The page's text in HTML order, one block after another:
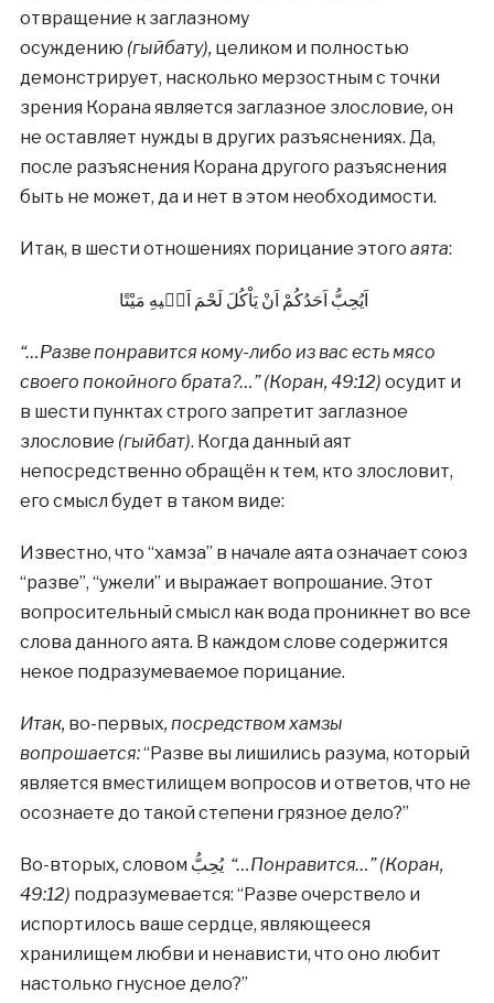
отвращение к заглазному
осуждению (гыйбату),целиком и полностью
демонстрирует, насколько мерзостным с точки
зрения Корана является заглазное злословие,он
не оставляет нужды в других разъяснениях. Да,
после разъяснения Корана другого разъяснения
быть не может, да и нет в этом необходимости.
Итак, в шести отношениях порицание этого аята:
“…Разве понравится кому-либо из вас есть мясо
своего покойного брата?…” (Коран, 49:12) осудит и
в шести пунктах строго запретит заглазное
злословие (гыйбат). Когда данный аят
непосредственно обращён к тем, кто злословит,
его смысл будет в таком виде:
Известно, что “хамза” в начале аята означает союз
“разве”, “ужели” и выражает вопрошание. Этот
вопросительный смысл как вода проникнет во все
слова данного аята. В каждом слове содержится
некое подразумеваемое порицание.
Итак, во-первых, посредством хамзы
вопрошается:“Разве вы лишились разума, который
является вместилищем вопросов и ответов, что не
осознаете до такой степени грязное дело?”
Во-вторых, словом يُحِبُّ “…Понравится…” (Коран,
49:12) подразумевается: “Разве очерствело и
испортилось ваше сердце, являющееся
хранилищем любви и ненависти, что оно любит
настолько гнусное дело?”